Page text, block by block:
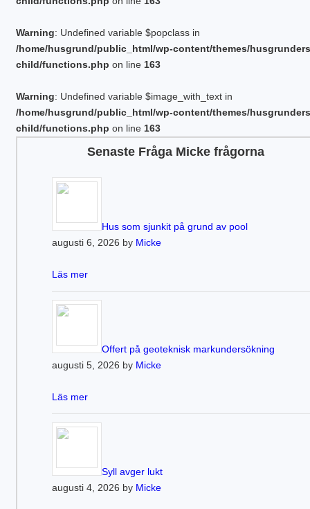
Warning: Undefined variable $popclass in
/home/husgrund/public_html/wp-content/themes/
child/functions.php on line 163
Warning: Undefined variable $image_with_text in
/home/husgrund/public_html/wp-content/themes/
child/functions.php on line 163
Senaste Fråga Micke frågorna
Hus som sjunkit på grund av pool
augusti 6, 2026 by Micke
Läs mer
Offert på geoteknisk markundersökning
augusti 5, 2026 by Micke
Läs mer
Syll avger lukt
augusti 4, 2026 by Micke